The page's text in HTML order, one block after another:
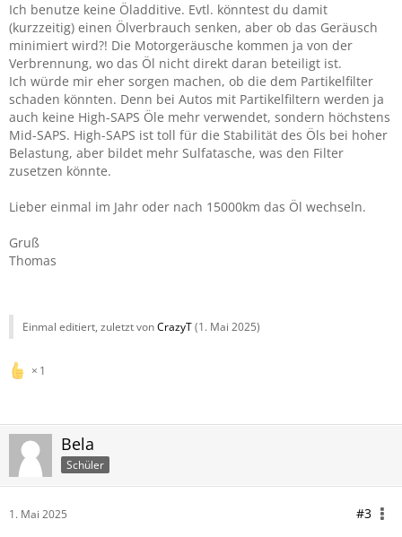
Ich benutze keine Öladditive. Evtl. könntest du damit
(kurzzeitig) einen Ölverbrauch senken, aber ob das Geräusch
minimiert wird?! Die Motorgeräusche kommen ja von der
Verbrennung, wo das Öl nicht direkt daran beteiligt ist.
Ich würde mir eher sorgen machen, ob die dem Partikelfilter
schaden könnten. Denn bei Autos mit Partikelfiltern werden ja
auch keine High-SAPS Öle mehr verwendet, sondern höchstens
Mid-SAPS. High-SAPS ist toll für die Stabilität des Öls bei hoher
Belastung, aber bildet mehr Sulfatasche, was den Filter
zusetzen könnte.
Lieber einmal im Jahr oder nach 15000km das Öl wechseln.
Gruß
Thomas
Einmal editiert, zuletzt vonCrazyT(1. Mai 2025)
1
Bela
Schüler
1. Mai 2025 #3